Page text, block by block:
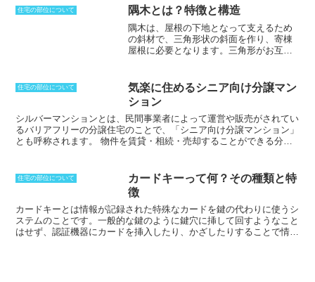
くことが大切です。
れていました。「ゲートレッグテーブル」と呼ばれるようになったの
は19世紀ごろと推測されています。
住宅の部位について 隅木とは？特徴と構造
隅木は、屋根の下地となって支えるため
の斜材で、三角形状の斜面を作り、寄棟
屋根に必要となります。三角形がお互い
よって、上端で荷重を受け止めます。非
常に強い荷重を受け止めなければならな
いため、
持っていなければなりません。強度を保
つために太い部材を使うことになります
が、10.5cm角以上の物が使われることが
板が乗るため、上部の断面を見ると、将
棋の駒のような45度となります。平面的
な屋根の場合には、隅木は棒隅と呼びま
す。
住宅の部位について
気楽に住めるシニア向け分譲マン
ション
シルバーマンションとは、民間事業者によって運営や販売がされてい
るバリアフリーの分譲住宅のことで、「シニア向け分譲マンション」
とも呼称されます。
物件を賃貸・相続・売却することができる分譲
指します。サービスの内容は様々で、医療機関と連携していたり、生
活支援サービスや介護サービスと組み合わせていたりと、サービスの
中身や料金は多様。食事の提供、緊急事態の際の対応などといったサ
ービス、フィットネスやレクリエーションの施設などが充実している
マンションもあり、高齢者が安心して楽しく暮らすことができるよう
になっています。
住宅の部位について
カードキーって何？その種類と特
徴
カードキーとは情報が記録された特殊なカードを鍵の代わりに使うシ
ステムのことです。一般的な鍵のように鍵穴に挿して回すようなこと
はせず、認証機器にカードを挿入したり、かざしたりすることで情報